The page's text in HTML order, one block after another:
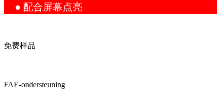
● 配合屏幕点亮
免费样品
FAE-ondersteuning